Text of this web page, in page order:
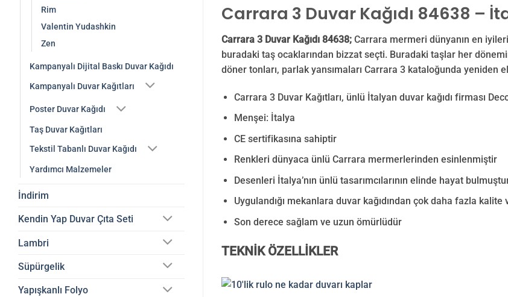
Rim
Valentin Yudashkin
Zen
Kampanyalı Dijital Baskı Duvar Kağıdı
Kampanyalı Duvar Kağıtları
Poster Duvar Kağıdı
Taş Duvar Kağıtları
Tekstil Tabanlı Duvar Kağıdı
Yardımcı Malzemeler
İndirim
Kendin Yap Duvar Çıta Seti
Lambri
Süpürgelik
Yapışkanlı Folyo
Carrara 3 Duvar Kağıdı 84638 –
Carrara 3 Duvar Kağıdı 84638; Carrara mermeri dünyanın en
buradaki taş ocaklarından bizzat seçti. Buradaki taşlar her
döner tonları, parlak yansımaları Carrara 3 kataloğunda yeniden
Carrara 3 Duvar Kağıtları, ünlü İtalyan duvar kağıdı firması
Menşei: İtalya
CE sertifikasına sahiptir
Renkleri dünyaca ünlü Carrara mermerlerinden esinlenmiştir
Desenleri İtalya’nın ünlü tasarımcılarının elinde hayat
Uygulandığı mekanlara duvar kağıdından çok daha fazla kalite
Son derece sağlam ve uzun ömürlüdür
TEKNİK ÖZELLİKLER